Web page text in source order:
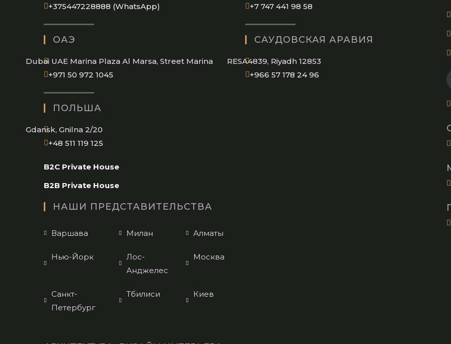
+375447228888 (WhatsApp)
ОАЭ
Dubai UAE Marina Plaza Al Marsa, Street Marina
+971 50 972 1045
ПОЛЬША
Gdansk, Gnilna 2/20
+48 511 119 125
your
B2C Private House
B2B Private House
НАШИ ПРЕДСТАВИТЕЛЬСТВА
Варшава Милан Алматы
Нью-Йорк
Лос-
Анджелес
Москва
Санкт-
Петербург
Тбилиси Киев
+7 747 441 98 58Opens
application
САУДОВСКАЯ АРАВИЯ
RESA4839, Riyadh 12853
+966 57 178 24 96Opens
a
a
a
a